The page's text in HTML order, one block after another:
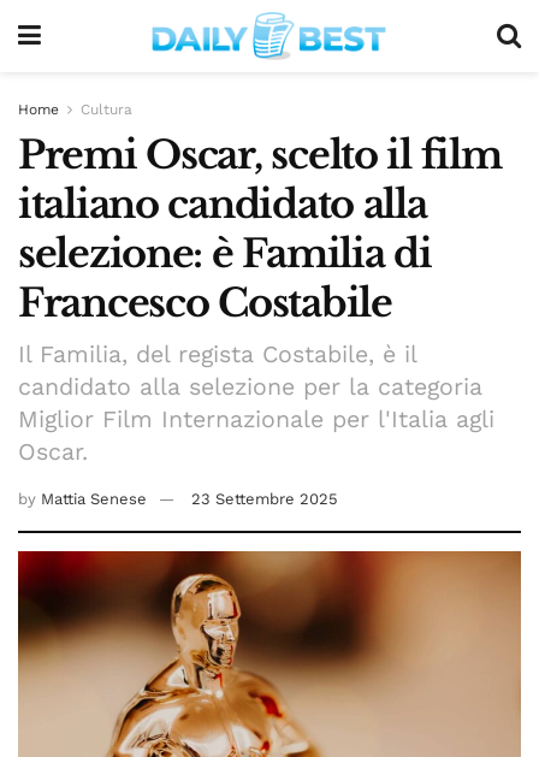
Home Cultura
Premi Oscar, scelto il film
italiano candidato alla
selezione: è Familia di
Francesco Costabile
Il Familia, del regista Costabile, è il
candidato alla selezione per la categoria
Miglior Film Internazionale per l'Italia agli
Oscar.
by Mattia Senese 23 Settembre 2025